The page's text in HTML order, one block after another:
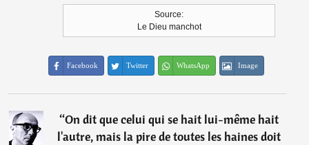
Source:
Le Dieu manchot
Facebook Twitter WhatsApp Image
“On dit que celui qui se hait lui-même hait
l'autre, mais la pire de toutes les haines doit